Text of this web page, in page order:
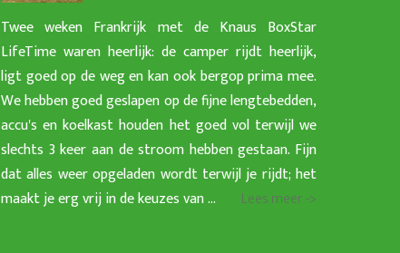
Twee weken Frankrijk met de Knaus BoxStar
LifeTime waren heerlijk: de camper rijdt heerlijk,
ligt goed op de weg en kan ook bergop prima mee.
We hebben goed geslapen op de fijne lengtebedden,
accu's en koelkast houden het goed vol terwijl we
slechts 3 keer aan de stroom hebben gestaan. Fijn
dat alles weer opgeladen wordt terwijl je rijdt; het
maakt je erg vrij in de keuzes van ...
Lees meer ->